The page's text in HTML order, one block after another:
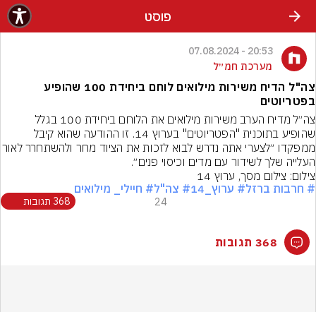
פוסט
20:53 - 07.08.2024
מערכת חמ״ל
צה"ל הדיח משירות מילואים לוחם ביחידת 100 שהופיע
בפטריוטים
צה״ל מדיח הערב משירות מילואים את הלוחם ביחידת 100 בגלל
העלייה שלך לשידור עם מדים וכיסוי פנים״.
צילום: צילום מסך, ערוץ 14
# חרבות ברזל# ערוץ_14 # צה"ל# חיילי_ מילואים
24 368 תגובות
368 תגובות